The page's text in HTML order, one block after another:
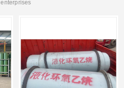
enterprises